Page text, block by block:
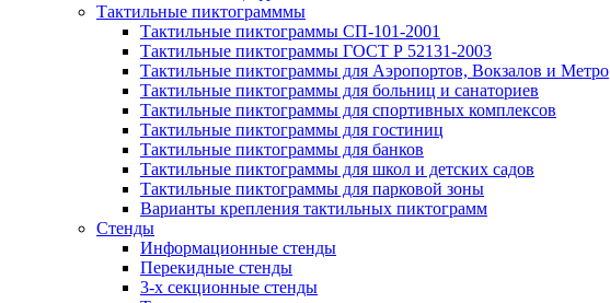
Тактильные пиктограмммы
Тактильные пиктограммы СП-101-2001
Тактильные пиктограммы ГОСТ Р 52131-2003
Тактильные пиктограммы для Аэропортов, Вокзалов и Метро
Тактильные пиктограммы для больниц и санаториев
Тактильные пиктограммы для спортивных комплексов
Тактильные пиктограммы для гостиниц
Тактильные пиктограммы для банков
Тактильные пиктограммы для школ и детских садов
Тактильные пиктограммы для парковой зоны
Варианты крепления тактильных пиктограмм
Стенды
Информационные стенды
Перекидные стенды
3-х секционные стенды